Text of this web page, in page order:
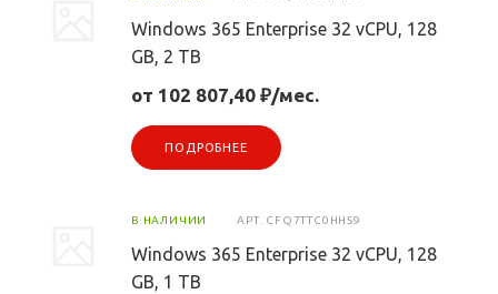
Windows 365 Enterprise 32 vCPU, 128
GB, 2 TB
от 102 807,40 ₽/мес.
ПОДРОБНЕЕ
В НАЛИЧИИ АРТ. CFQ7TTC0HHS9
Windows 365 Enterprise 32 vCPU, 128
GB, 1 TB